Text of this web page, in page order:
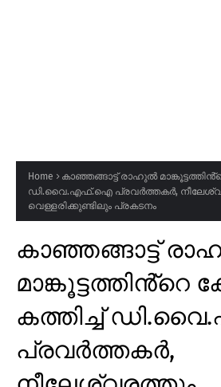
Home
കാഞ്ഞങ്ങാട്ട് രാഹുൽ
ഡി.വൈ.എഫ്.ഐ പ്രവർത്തകർ,
വെള്ളരിക്കുണ്ടിലും പ്രകടനം
കാഞ്ഞങ്ങാട്ട്
മാങ്കൂട്ടത്തിൻ്റെ
കത്തിച്ച്
പ്രവർത്തകർ,